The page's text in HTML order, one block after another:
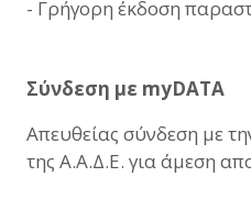
- Γρήγορη έκδοση
Σύνδεση με myDATA
Απευθείας σύνδεση με
της Α.Α.Δ.Ε. για άμεση